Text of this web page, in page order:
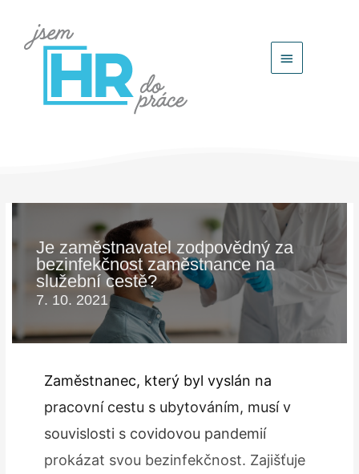
Hlavní
Je zaměstnavatel zodpovědný za
bezinfekčnost zaměstnance na
služební cestě?
7. 10. 2021
Zaměstnanec, který byl vyslán na
pracovní cestu s ubytováním, musí v
souvislosti s covidovou pandemií
prokázat svou bezinfekčnost. Zajišťuje